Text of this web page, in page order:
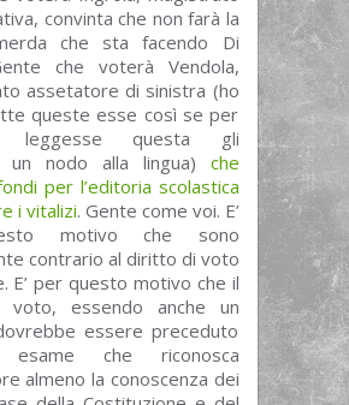
convinta che non farà la
che sta facendo Di
che voterà Vendola,
assetatore di sinistra (ho
queste esse così se per
leggesse questa gli
un nodo alla lingua) che
per l’editoria scolastica
i vitalizi. Gente come voi. E’
motivo che sono
contrario al diritto di voto
E’ per questo motivo che il
essendo anche un
essere preceduto
che riconosca
almeno la conoscenza dei